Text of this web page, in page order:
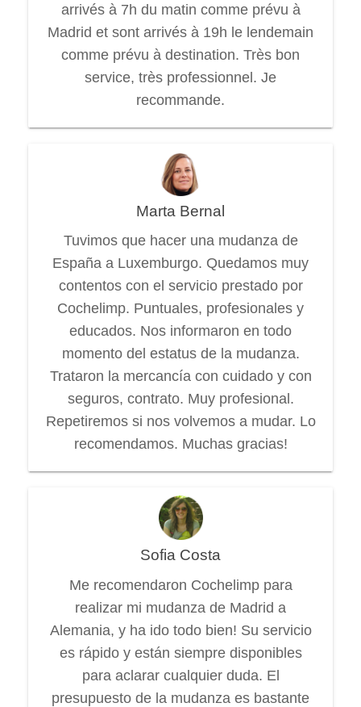
arrivés à 7h du matin comme prévu à
Madrid et sont arrivés à 19h le lendemain
comme prévu à destination. Très bon
service, très professionnel. Je
recommande.
Marta Bernal
Tuvimos que hacer una mudanza de
España a Luxemburgo. Quedamos muy
contentos con el servicio prestado por
Cochelimp. Puntuales, profesionales y
educados. Nos informaron en todo
momento del estatus de la mudanza.
Trataron la mercancía con cuidado y con
seguros, contrato. Muy profesional.
Repetiremos si nos volvemos a mudar. Lo
recomendamos. Muchas gracias!
Sofia Costa
Me recomendaron Cochelimp para
realizar mi mudanza de Madrid a
Alemania, y ha ido todo bien! Su servicio
es rápido y están siempre disponibles
para aclarar cualquier duda. El
presupuesto de la mudanza es bastante